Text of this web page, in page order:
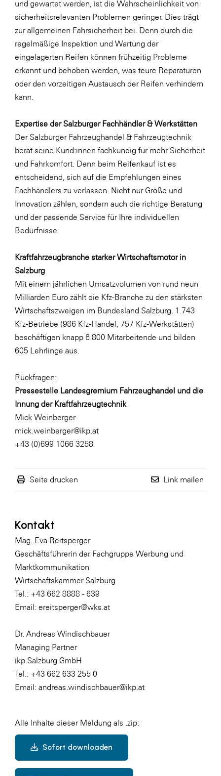
und gewartet werden, ist die Wahrscheinlichkeit von
sicherheitsrelevanten Problemen geringer. Dies trägt
zur allgemeinen Fahrsicherheit bei. Denn durch die
regelmäßige Inspektion und Wartung der
eingelagerten Reifen können frühzeitig Probleme
erkannt und behoben werden, was teure Reparaturen
oder den vorzeitigen Austausch der Reifen verhindern
kann.
Expertise der Salzburger Fachhändler & Werkstätten
Der Salzburger Fahrzeughandel & Fahrzeugtechnik
berät seine Kund:innen fachkundig für mehr Sicherheit
und Fahrkomfort. Denn beim Reifenkauf ist es
entscheidend, sich auf die Empfehlungen eines
Fachhändlers zu verlassen. Nicht nur Größe und
Innovation zählen, sondern auch die richtige Beratung
und der passende Service für Ihre individuellen
Bedürfnisse.
Kraftfahrzeugbranche starker Wirtschaftsmotor in
Salzburg
Mit einem jährlichen Umsatzvolumen von rund neun
Milliarden Euro zählt die Kfz-Branche zu den stärksten
Wirtschaftszweigen im Bundesland Salzburg. 1.743
Kfz-Betriebe (986 Kfz-Handel, 757 Kfz-Werkstätten)
beschäftigen knapp 6.800 Mitarbeitende und bilden
605 Lehrlinge aus.
Rückfragen:
Pressestelle Landesgremium Fahrzeughandel und die
Innung der Kraftfahrzeugtechnik
Mick Weinberger
mick.weinberger@ikp.at
+43 (0)699 1066 3258
Seite drucken Link mailen
Kontakt
Mag. Eva Reitsperger
Geschäftsführerin der Fachgruppe Werbung und
Marktkommunikation
Wirtschaftskammer Salzburg
Tel.: +43 662 8888 - 639
Email: ereitsperger@wks.at
Dr. Andreas Windischbauer
Managing Partner
ikp Salzburg GmbH
Tel.: +43 662 633 255 0
Email: andreas.windischbauer@ikp.at
Alle Inhalte dieser Meldung als .zip:
Sofort downloaden